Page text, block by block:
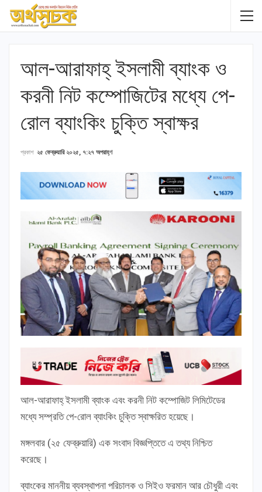
আল-আরাফাহ্ ইসলামী ব্যাংক ও
করনী নিট কম্পোজিটের মধ্যে পে-
রোল ব্যাংকিং চুক্তি স্বাক্ষর
প্রকাশ ২৫ ফেব্রুয়ারি ২০২৫, ৭:২৭ অপরাহ্ণ
আল-আরাফাহ্ ইসলামী ব্যাংক এবং করনী নিট কম্পোজিট লিমিটেডের
মধ্যে সম্প্রতি পে-রোল ব্যাংকিং চুক্তি স্বাক্ষরিত হয়েছে।
মঙ্গলবার (২৫ ফেব্রুয়ারি) এক সংবাদ বিজ্ঞপ্তিতে এ তথ্য নিশ্চিত
করেছে।
ব্যাংকের মাননীয় ব্যবস্থাপনা পরিচালক ও সিইও ফরমান আর চৌধুরী এবং